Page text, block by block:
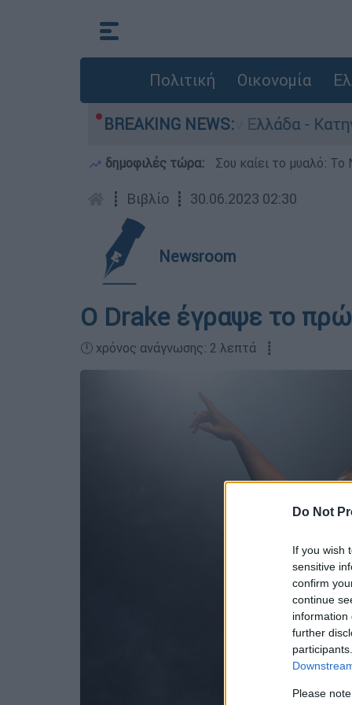
Do Not
If you wish
sensitive
confirm
continue
information
further
Please
Πολιτική Οικονομία
BREAKING NEWS:
ανθρωποκτονίες στην Ελλάδα -
δημοφιλές τώρα: Σου καίει το μυαλό:
┋ Βιβλίο ┋ 30.06.2023 02:30
Newsroom
O Drake έγραψε το
🕛 χρόνος ανάγνωσης: 2 λεπτά ┋